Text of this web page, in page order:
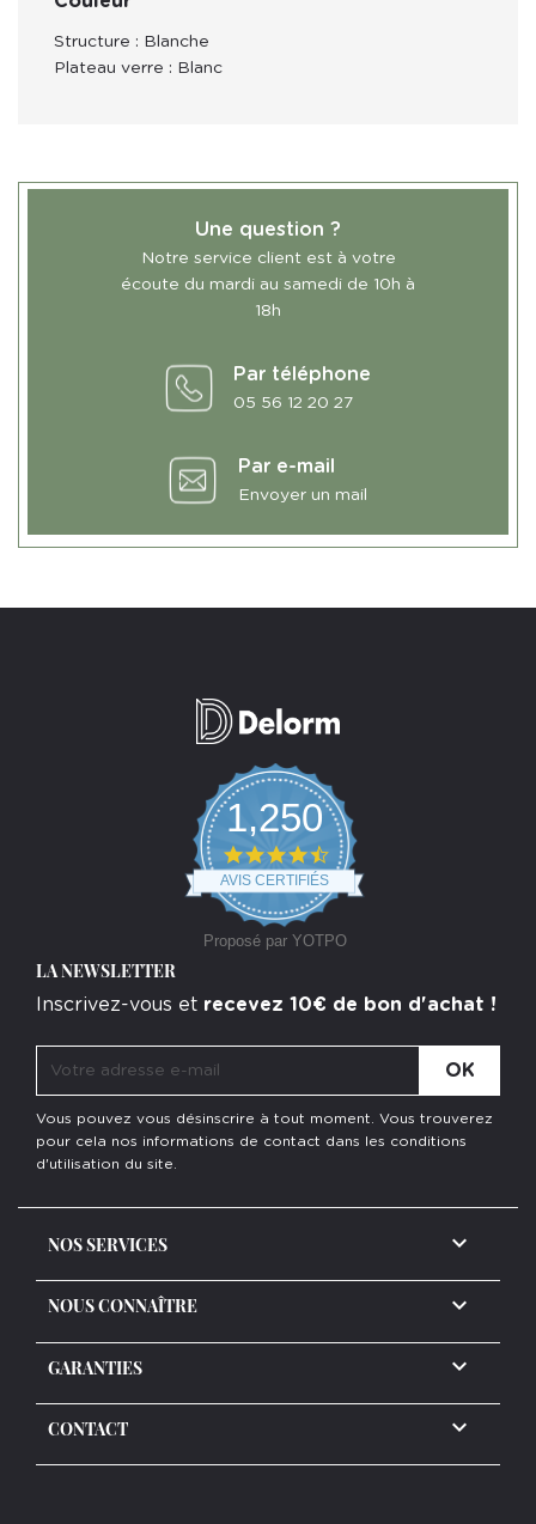
Structure : Blanche
Plateau verre : Blanc
Une question ?
Notre service client est à votre
écoute du mardi au samedi de 10h à
18h
Par téléphone
05 56 12 20 27
Par e-mail
Envoyer un mail
1,250
4.7
star
rating
AVIS CERTIFIÉS
Proposé par YOTPO
LA NEWSLETTER
Inscrivez-vous et recevez 10€ de bon d'achat !
Vous pouvez vous désinscrire à tout moment. Vous trouverez
pour cela nos informations de contact dans les conditions
d'utilisation du site.
NOS SERVICES 
NOUS CONNAÎTRE 
GARANTIES 
CONTACT keyboard_arrow_down